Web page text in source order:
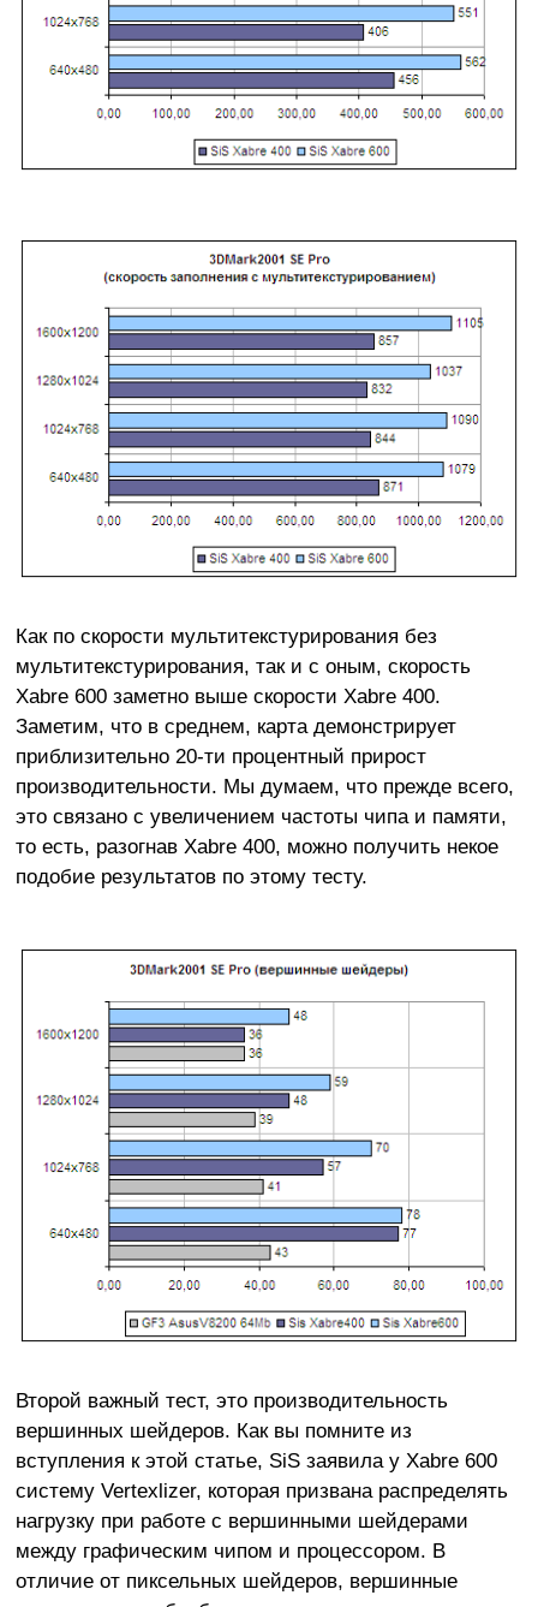
Как по скорости мультитекстурирования без
мультитекстурирования, так и с оным, скорость
Xabre 600 заметно выше скорости Xabre 400.
Заметим, что в среднем, карта демонстрирует
приблизительно 20-ти процентный прирост
производительности. Мы думаем, что прежде всего,
это связано с увеличением частоты чипа и памяти,
то есть, разогнав Xabre 400, можно получить некое
подобие результатов по этому тесту.
Второй важный тест, это производительность
вершинных шейдеров. Как вы помните из
вступления к этой статье, SiS заявила у Xabre 600
систему Vertexlizer, которая призвана распределять
нагрузку при работе с вершинными шейдерами
между графическим чипом и процессором. В
отличие от пиксельных шейдеров, вершинные